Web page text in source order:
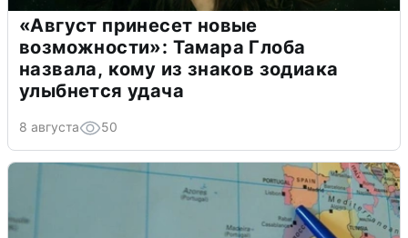
«Август принесет новые
возможности»: Тамара Глоба
назвала, кому из знаков зодиака
улыбнется удача
8 августа 50